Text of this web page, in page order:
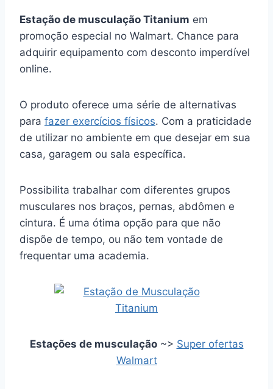
Estação de musculação Titanium em
promoção especial no Walmart. Chance para
adquirir equipamento com desconto imperdível
online.
O produto oferece uma série de alternativas
para fazer exercícios físicos. Com a praticidade
de utilizar no ambiente em que desejar em sua
casa, garagem ou sala específica.
Possibilita trabalhar com diferentes grupos
musculares nos braços, pernas, abdômen e
cintura. É uma ótima opção para que não
dispõe de tempo, ou não tem vontade de
frequentar uma academia.
Estações de musculação~> Super ofertas
Walmart